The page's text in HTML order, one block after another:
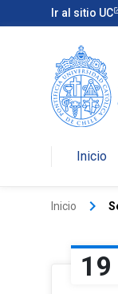
Ir al sitio UC
Inicio
Inicio keyboard_arrow_right
19